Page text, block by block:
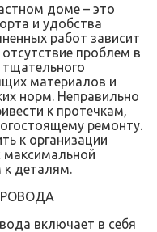
доме – это
и удобства
работ зависит
проблем в
материалов и
норм. Неправильно
к протечкам,
ремонту.
к организации
к деталям.
включает в себя